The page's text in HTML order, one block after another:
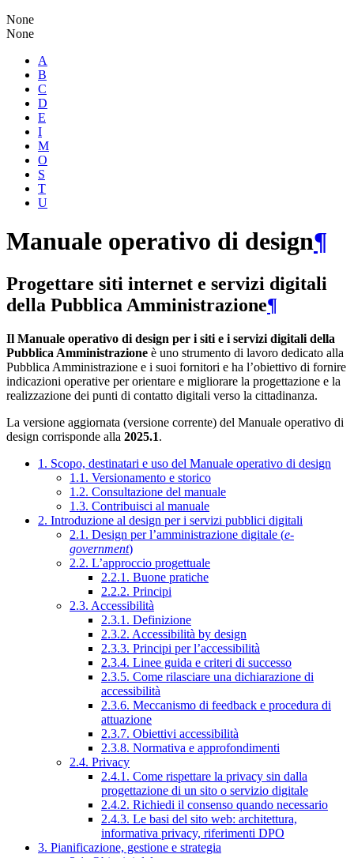
None
None
A
B
C
D
E
I
M
O
S
T
U
Manuale operativo di design¶
Progettare siti internet e servizi digitali
della Pubblica Amministrazione¶
Il Manuale operativo di design per i siti e i servizi digitali della
Pubblica Amministrazione è uno strumento di lavoro dedicato alla
Pubblica Amministrazione e i suoi fornitori e ha l’obiettivo di fornire
indicazioni operative per orientare e migliorare la progettazione e la
realizzazione dei punti di contatto digitali verso la cittadinanza.
La versione aggiornata (versione corrente) del Manuale operativo di
design corrisponde alla 2025.1.
1. Scopo, destinatari e uso del Manuale operativo di design
1.1. Versionamento e storico
1.2. Consultazione del manuale
1.3. Contribuisci al manuale
2. Introduzione al design per i servizi pubblici digitali
2.1. Design per l’amministrazione digitale (e-
government)
2.2. L’approccio progettuale
2.2.1. Buone pratiche
2.2.2. Principi
2.3. Accessibilità
2.3.1. Definizione
2.3.2. Accessibilità by design
2.3.3. Principi per l’accessibilità
2.3.4. Linee guida e criteri di successo
2.3.5. Come rilasciare una dichiarazione di
accessibilità
2.3.6. Meccanismo di feedback e procedura di
attuazione
2.3.7. Obiettivi accessibilità
2.3.8. Normativa e approfondimenti
2.4. Privacy
2.4.1. Come rispettare la privacy sin dalla
progettazione di un sito o servizio digitale
2.4.2. Richiedi il consenso quando necessario
2.4.3. Le basi del sito web: architettura,
informativa privacy, riferimenti DPO
3. Pianificazione, gestione e strategia